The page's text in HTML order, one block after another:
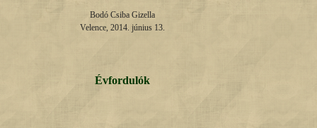
Bodó Csiba Gizella
Velence, 2014. június 13.
Évfordulók